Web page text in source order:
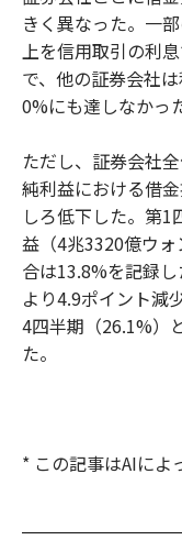
きく異なった。一
上を信用取引の利
で、他の証券会社
0%にも達しなかっ
ただし、証券会社
純利益における借
しろ低下した。第1
益（4兆3320億ウ
合は13.8%を記録し
より4.9ポイント減
4四半期（26.1%）
た。
* この記事はAIによ